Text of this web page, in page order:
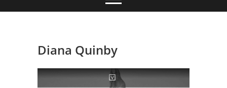
Diana Quinby